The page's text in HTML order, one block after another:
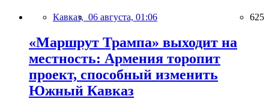
Кавказ, 06 августа, 01:06 625
«Маршрут Трампа» выходит на
местность: Армения торопит
проект, способный изменить
Южный Кавказ